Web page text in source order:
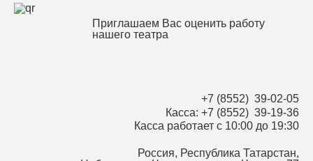
Приглашаем Вас оценить работу
нашего театра
+7 (8552) 39-02-05
Касса: +7 (8552) 39-19-36
Касса работает с 10:00 до 19:30
Россия, Республика Татарстан,